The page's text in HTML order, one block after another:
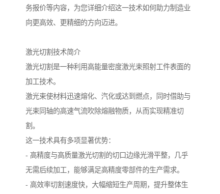
务报价等内容，为您详细介绍这一技术如何助力制造业
向更高效、更精细的方向迈进。
激光切割技术简介
激光切割是一种利用高能量密度激光束照射工件表面的
加工技术。
激光束使材料迅速熔化、汽化或达到燃点，同时借助与
光束同轴的高速气流吹除熔融物质，从而实现精准切
割。
这一技术具有多项显著优势：
- 高精度与高质量激光切割的切口边缘光滑平整，几乎
无需后续加工，能够满足高精度零部件的生产需求。
- 高效率切割速度快，大幅缩短生产周期，提升整体生